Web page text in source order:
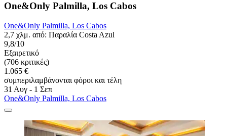
One&Only Palmilla, Los Cabos
One&Only Palmilla, Los Cabos
2,7 χλμ. από: Παραλία Costa Azul
9,8/10
Εξαιρετικό
(706 κριτικές)
1.065 €
συμπεριλαμβάνονται φόροι και τέλη
31 Αυγ - 1 Σεπ
One&Only Palmilla, Los Cabos